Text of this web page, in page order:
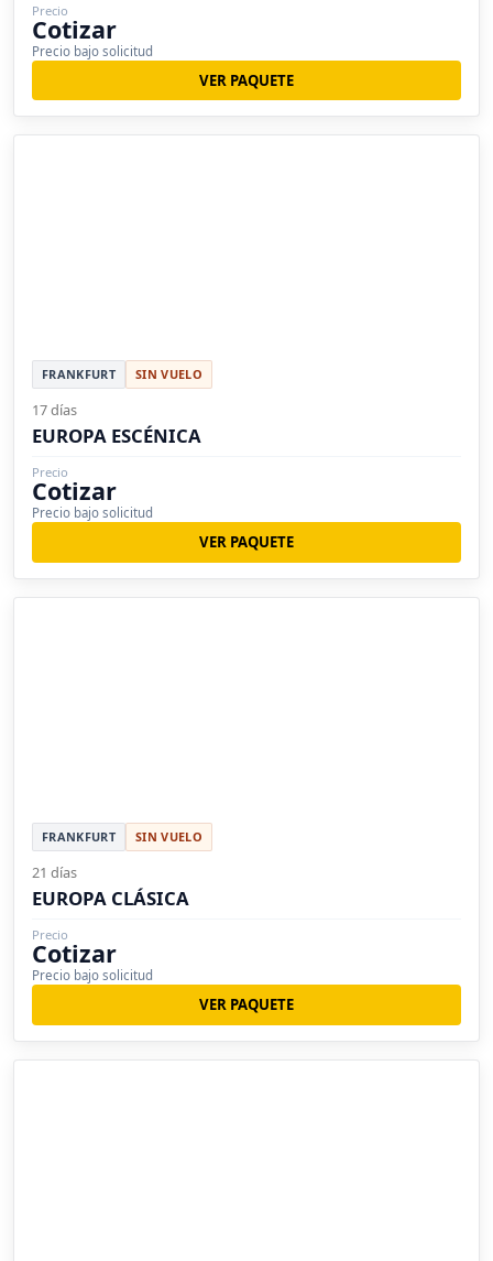
Precio
Cotizar
Precio bajo solicitud
VER PAQUETE
FRANKFURT SIN VUELO
17 días
EUROPA ESCÉNICA
Precio
Cotizar
Precio bajo solicitud
VER PAQUETE
FRANKFURT SIN VUELO
21 días
EUROPA CLÁSICA
Precio
Cotizar
Precio bajo solicitud
VER PAQUETE